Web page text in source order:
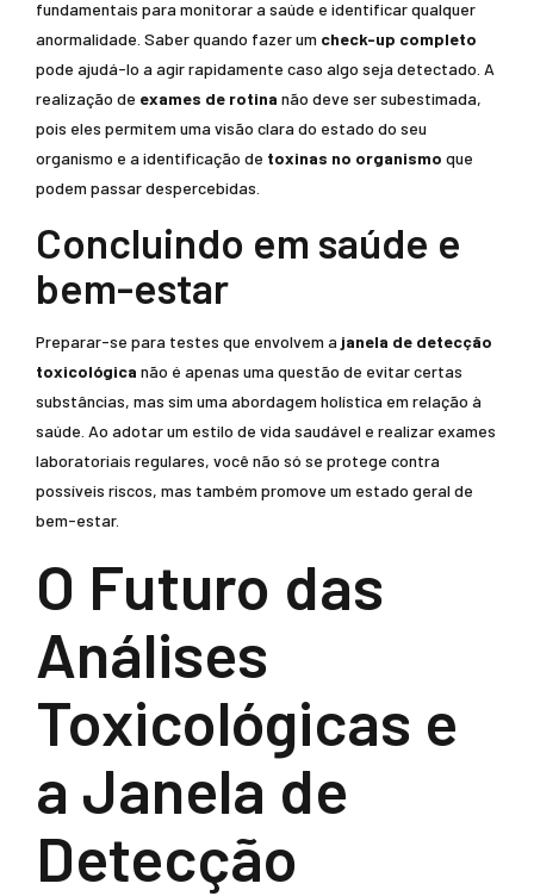
fundamentais para monitorar a saúde e identificar qualquer
anormalidade. Saber quando fazer um check-up completo
pode ajudá-lo a agir rapidamente caso algo seja detectado. A
realização de exames de rotina não deve ser subestimada,
pois eles permitem uma visão clara do estado do seu
organismo e a identificação de toxinas no organismo que
podem passar despercebidas.
Concluindo em saúde e
bem-estar
Preparar-se para testes que envolvem a janela de detecção
toxicológica não é apenas uma questão de evitar certas
substâncias, mas sim uma abordagem holística em relação à
saúde. Ao adotar um estilo de vida saudável e realizar exames
laboratoriais regulares, você não só se protege contra
possíveis riscos, mas também promove um estado geral de
bem-estar.
O Futuro das
Análises
Toxicológicas e
a Janela de
Detecção